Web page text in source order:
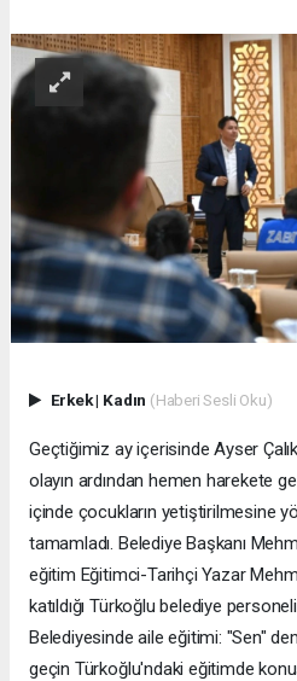
Erkek| Kadın (Haberi Sesli Oku)
Geçtiğimiz ay içerisinde Ayser
olayın ardından hemen harekete
içinde çocukların yetiştirilmesine
tamamladı. Belediye Başkanı
eğitim Eğitimci-Tarihçi Yazar
katıldığı Türkoğlu belediye
Belediyesinde aile eğitimi: "Sen"
geçin Türkoğlu'ndaki eğitimde